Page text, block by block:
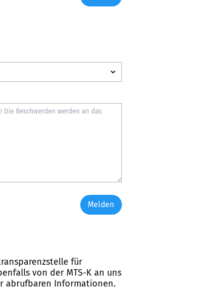
Melden
für
von der MTS-K an uns
abrufbaren Informationen.